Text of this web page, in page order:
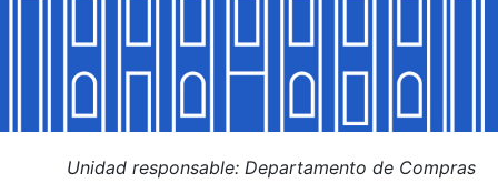
Mostrar/Ocultar
Mostrar/Ocultar
Mostrar/Ocultar
Unidad responsable: Departamento de Compras